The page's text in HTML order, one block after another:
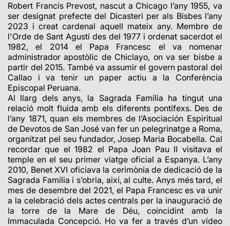
Robert Francis Prevost, nascut a Chicago l’any 1955, va
ser designat prefecte del Dicasteri per als Bisbes l’any
2023 i creat cardenal aquell mateix any. Membre de
l'Orde de Sant Agustí des del 1977 i ordenat sacerdot el
1982, el 2014 el Papa Francesc el va nomenar
administrador apostòlic de Chiclayo, on va ser bisbe a
partir del 2015. També va assumir el govern pastoral del
Callao i va tenir un paper actiu a la Conferència
Episcopal Peruana.
Al llarg dels anys, la Sagrada Família ha tingut una
relació molt fluida amb els diferents pontífexs. Des de
l’any 1871, quan els membres de l’Asociación Espiritual
de Devotos de San José van fer un pelegrinatge a Roma,
organitzat pel seu fundador, Josep Maria Bocabella. Cal
recordar que el 1982 el Papa Joan Pau II visitava el
temple en el seu primer viatge oficial a Espanya. L’any
2010, Benet XVI oficiava la cerimònia de dedicació de la
Sagrada Família i s’obria, així, al culte. Anys més tard, el
mes de desembre del 2021, el Papa Francesc es va unir
a la celebració dels actes centrals per la inauguració de
la torre de la Mare de Déu, coincidint amb la
Immaculada Concepció. Ho va fer a través d’un vídeo